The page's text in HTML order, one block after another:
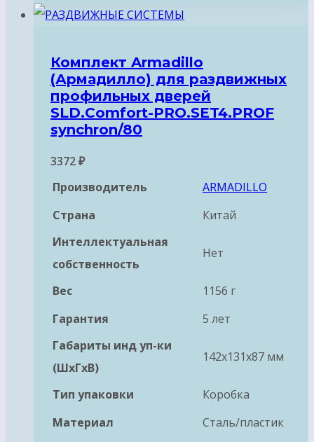
Комплект Armadillo
(Армадилло) для раздвижных
профильных дверей
SLD.Comfort-PRO.SET4.PROF
synchron/80
3372₽
Производитель
ARMADILLO
Страна
Китай
Интеллектуальная
собственность
Нет
Вес
1156 г
Гарантия
5 лет
Габариты инд уп-ки
(ШхГхВ)
142x131x87 мм
Тип упаковки
Коробка
Материал
Сталь/пластик